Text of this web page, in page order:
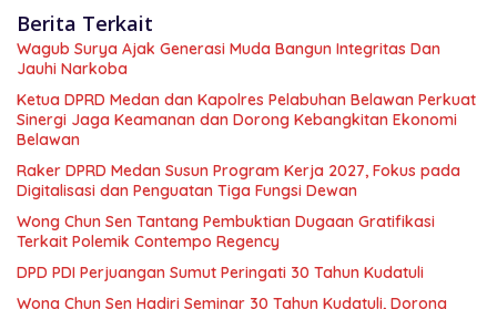
Berita Terkait
Wagub Surya Ajak Generasi Muda Bangun Integritas Dan
Jauhi Narkoba
Ketua DPRD Medan dan Kapolres Pelabuhan Belawan Perkuat
Sinergi Jaga Keamanan dan Dorong Kebangkitan Ekonomi
Belawan
Raker DPRD Medan Susun Program Kerja 2027, Fokus pada
Digitalisasi dan Penguatan Tiga Fungsi Dewan
Wong Chun Sen Tantang Pembuktian Dugaan Gratifikasi
Terkait Polemik Contempo Regency
DPD PDI Perjuangan Sumut Peringati 30 Tahun Kudatuli
Wong Chun Sen Hadiri Seminar 30 Tahun Kudatuli, Dorong